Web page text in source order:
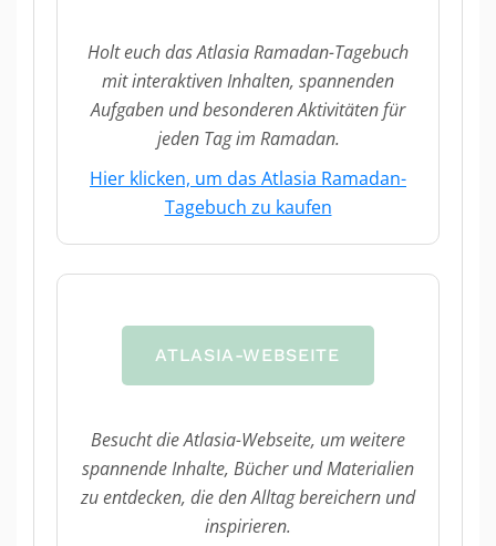
Holt euch das Atlasia Ramadan-Tagebuch
mit interaktiven Inhalten, spannenden
Aufgaben und besonderen Aktivitäten für
jeden Tag im Ramadan.
Hier klicken, um das Atlasia Ramadan-
Tagebuch zu kaufen
ATLASIA-WEBSEITE
Besucht die Atlasia-Webseite, um weitere
spannende Inhalte, Bücher und Materialien
zu entdecken, die den Alltag bereichern und
inspirieren.